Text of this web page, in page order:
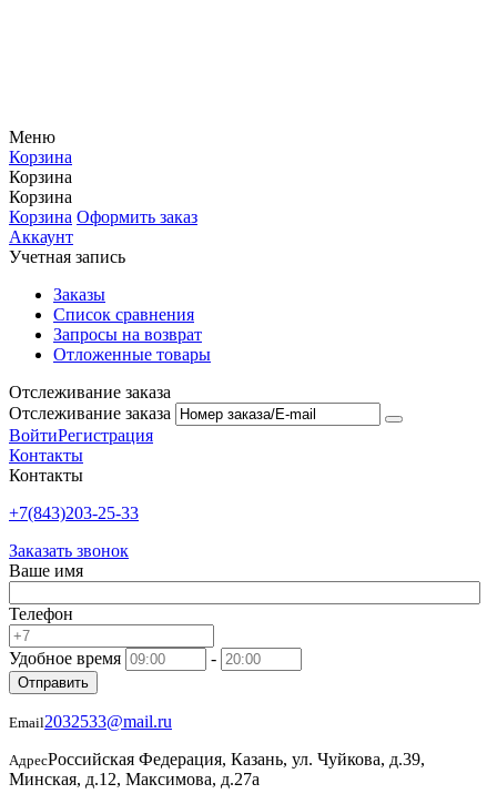
Меню
Корзина
Корзина
Корзина
Корзина Оформить заказ
Аккаунт
Учетная запись
Заказы
Список сравнения
Запросы на возврат
Отложенные товары
Отслеживание заказа
Отслеживание заказа
ВойтиРегистрация
Контакты
Контакты
+7(843)203-25-33
Заказать звонок
Ваше имя
Телефон
Удобное время -
Отправить
Email2032533@mail.ru
АдресРоссийская Федерация, Казань, ул. Чуйкова, д.39,
Минская, д.12, Максимова, д.27а